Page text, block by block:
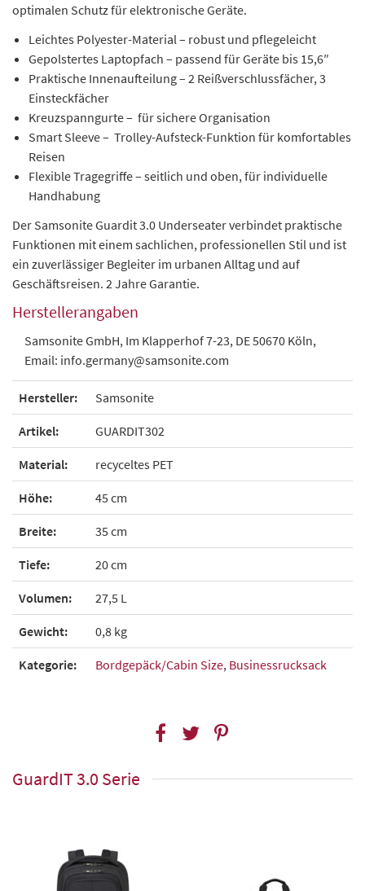
optimalen Schutz für elektronische Geräte.
Leichtes Polyester-Material – robust und pflegeleicht
Gepolstertes Laptopfach – passend für Geräte bis 15,6″
Praktische Innenaufteilung – 2 Reißverschlussfächer, 3
Einsteckfächer
Kreuzspanngurte – für sichere Organisation
Smart Sleeve – Trolley-Aufsteck-Funktion für komfortables
Reisen
Flexible Tragegriffe – seitlich und oben, für individuelle
Handhabung
Der Samsonite Guardit 3.0 Underseater verbindet praktische
Funktionen mit einem sachlichen, professionellen Stil und ist
ein zuverlässiger Begleiter im urbanen Alltag und auf
Geschäftsreisen. 2 Jahre Garantie.
Herstellerangaben
Samsonite GmbH, Im Klapperhof 7-23, DE 50670 Köln,
Email: info.germany@samsonite.com
Hersteller: Samsonite
Artikel: GUARDIT302
Material: recyceltes PET
Höhe: 45 cm
Breite: 35 cm
Tiefe: 20 cm
Volumen: 27,5 L
Gewicht: 0,8 kg
Kategorie: Bordgepäck/Cabin Size, Businessrucksack
GuardIT 3.0 Serie